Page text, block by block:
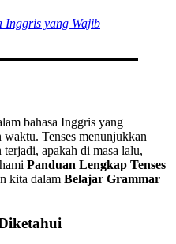
Inggris yang Wajib
bahasa Inggris yang
Tenses menunjukkan
terjadi, apakah di masa lalu,
Panduan Lengkap Tenses
kita dalam Belajar Grammar